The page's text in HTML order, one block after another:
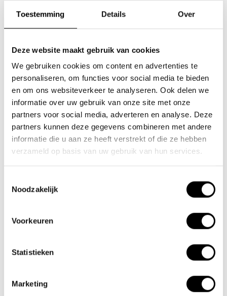
Toestemming Details Over
Deze website maakt gebruik van cookies
We gebruiken cookies om content en advertenties te
personaliseren, om functies voor social media te bieden
en om ons websiteverkeer te analyseren. Ook delen we
informatie over uw gebruik van onze site met onze
partners voor social media, adverteren en analyse. Deze
partners kunnen deze gegevens combineren met andere
informatie die u aan ze heeft verstrekt of die ze hebben
verzameld op basis van uw gebruik van hun services.
Noodzakelijk
Voorkeuren
Statistieken
Marketing
Team Lacros
Nieuwe Eerdsebaan 16, 5482 VS Schijndel Nederland
KvK-nr: 62140957
Btw-nr: NL854680950B01
(+31) 73 203 2487
(+31) 73 203 2487